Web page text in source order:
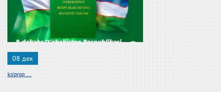
08 дек
ko'proq ...